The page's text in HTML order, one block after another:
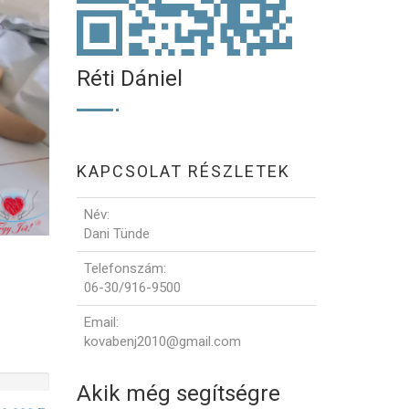
Réti Dániel
KAPCSOLAT RÉSZLETEK
Név:
Dani Tünde
Telefonszám:
06-30/916-9500
Email:
kovabenj2010@gmail.com
Akik még segítségre